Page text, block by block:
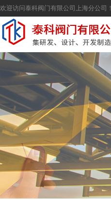
欢迎访问泰科阀门有限公司上海分公司！